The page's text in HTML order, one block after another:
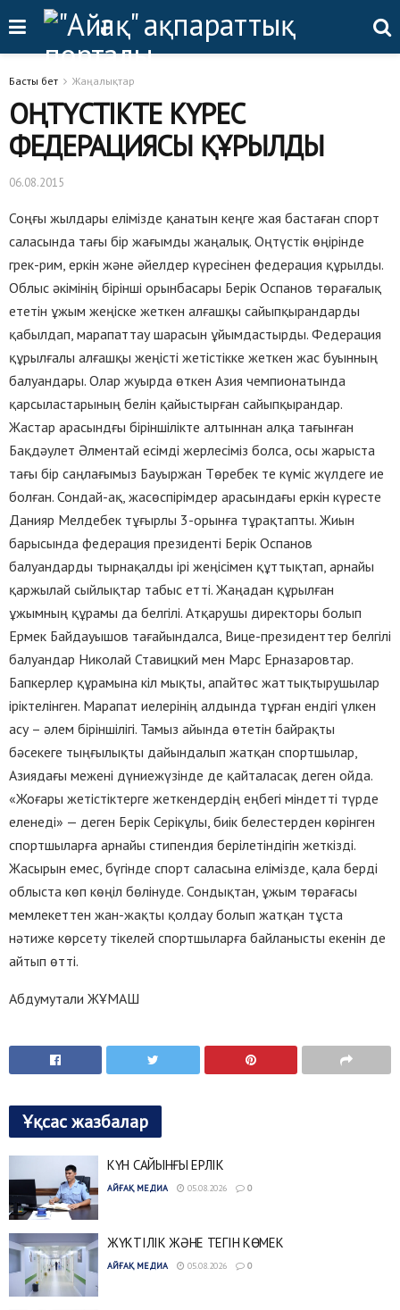
Басты бет Жаңалықтар
ОҢТҮСТІКТЕ КҮРЕС
ФЕДЕРАЦИЯСЫ ҚҰРЫЛДЫ
06.08.2015
Соңғы жылдары елімізде қанатын кеңге жая бастаған спорт
саласында тағы бір жағымды жаңалық. Оңтүстік өңірінде
грек-рим, еркін және әйелдер күресінен федерация құрылды.
Облыс әкімінің бірінші орынбасары Берік Оспанов төрағалық
ететін ұжым жеңіске жеткен алғашқы сайыпқырандарды
қабылдап, марапаттау шарасын ұйымдастырды. Федерация
құрылғалы алғашқы жеңісті жетістікке жеткен жас буынның
балуандары. Олар жуырда өткен Азия чемпионатында
қарсыластарының белін қайыстырған сайыпқырандар.
Жастар арасындғы біріншілікте алтыннан алқа тағынған
Бақдәулет Әлментай есімді жерлесіміз болса, осы жарыста
тағы бір саңлағымыз Бауыржан Төребек те күміс жүлдеге ие
болған. Сондай-ақ, жасөспірімдер арасындағы еркін күресте
Данияр Мелдебек тұғырлы 3-орынға тұрақтапты. Жиын
барысында федерация президенті Берік Оспанов
балуандарды тырнақалды ірі жеңісімен құттықтап, арнайы
қаржылай сыйлықтар табыс етті. Жаңадан құрылған
ұжымның құрамы да белгілі. Атқарушы директоры болып
Ермек Байдауышов тағайындалса, Вице-президенттер белгілі
балуандар Николай Ставицкий мен Марс Ерназаровтар.
Бапкерлер құрамына кіл мықты, апайтөс жаттықтырушылар
іріктелінген. Марапат иелерінің алдында тұрған ендігі үлкен
асу – әлем біріншілігі. Тамыз айында өтетін байрақты
бәсекеге тыңғылықты дайындалып жатқан спортшылар,
Азиядағы межені дүниежүзінде де қайталасақ деген ойда.
«Жоғары жетістіктерге жеткендердің еңбегі міндетті түрде
еленеді» — деген Берік Серікұлы, биік белестерден көрінген
спортшыларға арнайы стипендия берілетіндігін жеткізді.
Жасырын емес, бүгінде спорт саласына елімізде, қала берді
облыста көп көңіл бөлінуде. Сондықтан, ұжым төрағасы
мемлекеттен жан-жақты қолдау болып жатқан тұста
нәтиже көрсету тікелей спортшыларға байланысты екенін де
айтып өтті.
Абдумутали ЖҰМАШ
Ұқсас жазбалар
КҮН САЙЫНҒЫ ЕРЛІК
АЙҒАҚ МЕДИА 05.08.2026 0
ЖҮКТІЛІК ЖӘНЕ ТЕГІН КӨМЕК
АЙҒАҚ МЕДИА 05.08.2026 0